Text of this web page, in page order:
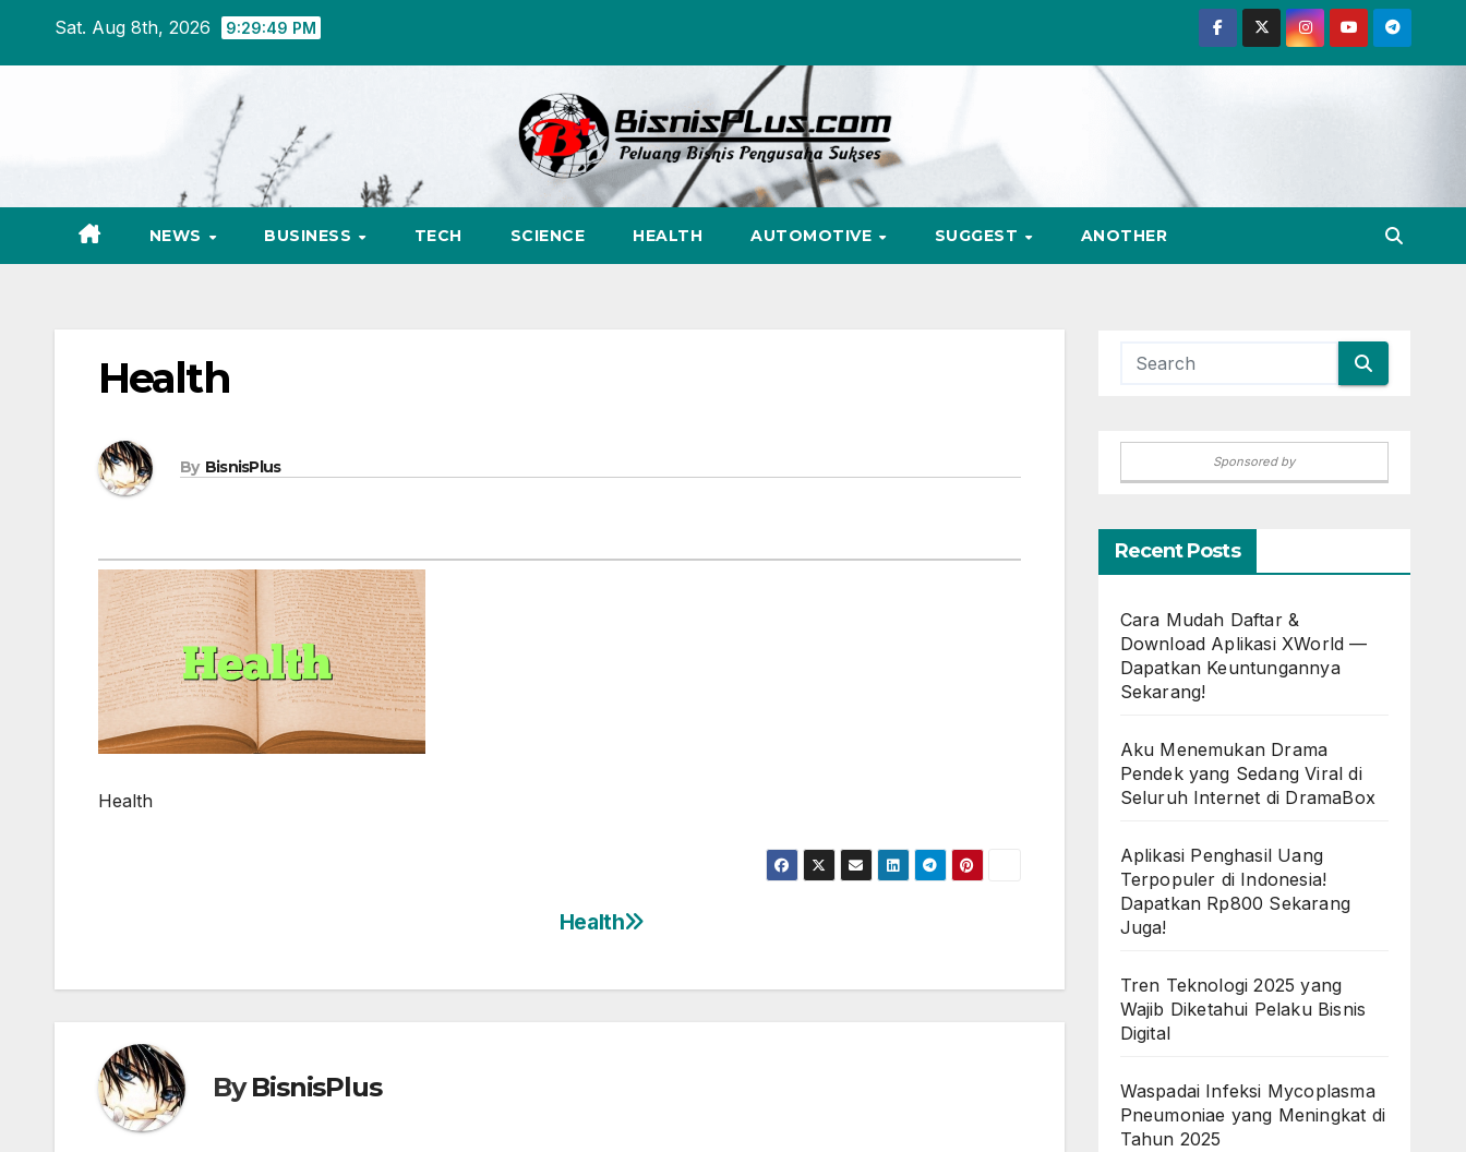
Sat. Aug 8th, 2026 9:29:50 PM
NEWS BUSINESS TECH SCIENCE HEALTH AUTOMOTIVE SUGGEST ANOTHER
Health
By BisnisPlus
Health
Health
ByBisnisPlus
Sponsored by
Recent Posts
Cara Mudah Daftar &
Download Aplikasi XWorld —
Dapatkan Keuntungannya
Sekarang!
Aku Menemukan Drama
Pendek yang Sedang Viral di
Seluruh Internet di DramaBox
Aplikasi Penghasil Uang
Terpopuler di Indonesia!
Dapatkan Rp800 Sekarang
Juga!
Tren Teknologi 2025 yang
Wajib Diketahui Pelaku Bisnis
Digital
Waspadai Infeksi Mycoplasma
Pneumoniae yang Meningkat di
Tahun 2025